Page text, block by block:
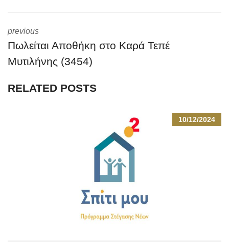
previous
Πωλείται Αποθήκη στο Καρά Τεπέ
Μυτιλήνης (3454)
RELATED POSTS
10/12/2024